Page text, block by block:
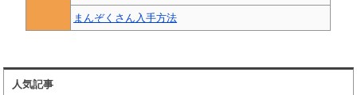
まんぞくさん入手方法
人気記事